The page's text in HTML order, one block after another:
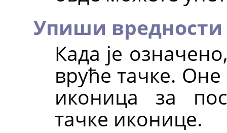
Упиши вредности
Када је
вруће тачке. Оне
иконица за
тачке иконице.